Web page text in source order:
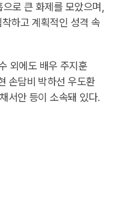
로 큰 화제를 모았으며,
하고 계획적인 성격 속
외에도 배우 주지훈
손담비 박하선 우도환
서안 등이 소속돼 있다.